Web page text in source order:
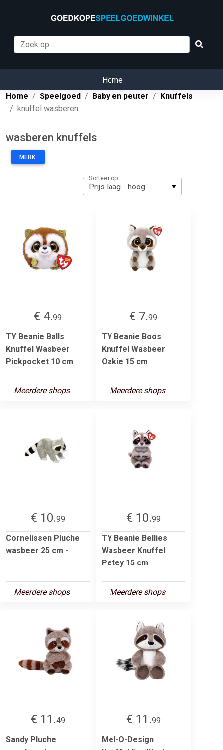
Home
Home
Speelgoed Baby en peuter
Knuffels
knuffel wasberen
wasberen knuffels
MERK:
Sorteer op:
€ 4.99
TY Beanie Balls
Knuffel Wasbeer
Pickpocket 10 cm
Meerdere shops
€ 7.99
TY Beanie Boos
Knuffel Wasbeer
Oakie 15 cm
Meerdere shops
€ 10.99
Cornelissen Pluche
wasbeer 25 cm -
Meerdere shops
€ 10.99
TY Beanie Bellies
Wasbeer Knuffel
Petey 15 cm
Meerdere shops
€ 11.49
Sandy Pluche
€ 11.99
Mel-O-Design